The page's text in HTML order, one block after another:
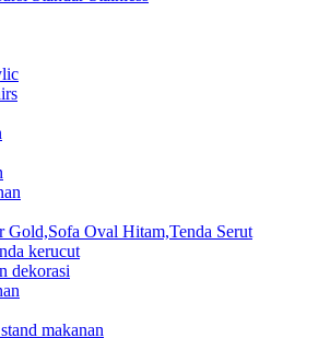
Gold,Sofa Oval Hitam,Tenda Serut
kerucut
dekorasi
makanan